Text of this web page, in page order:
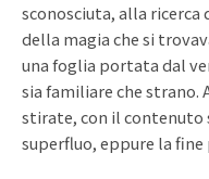
sconosciuta, alla ricerca
della magia che si
una foglia portata dal
sia familiare che strano.
stirate, con il contenuto
superfluo, eppure la